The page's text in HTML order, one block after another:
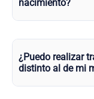
nacimiento?
¿Puedo realizar
distinto al de mi